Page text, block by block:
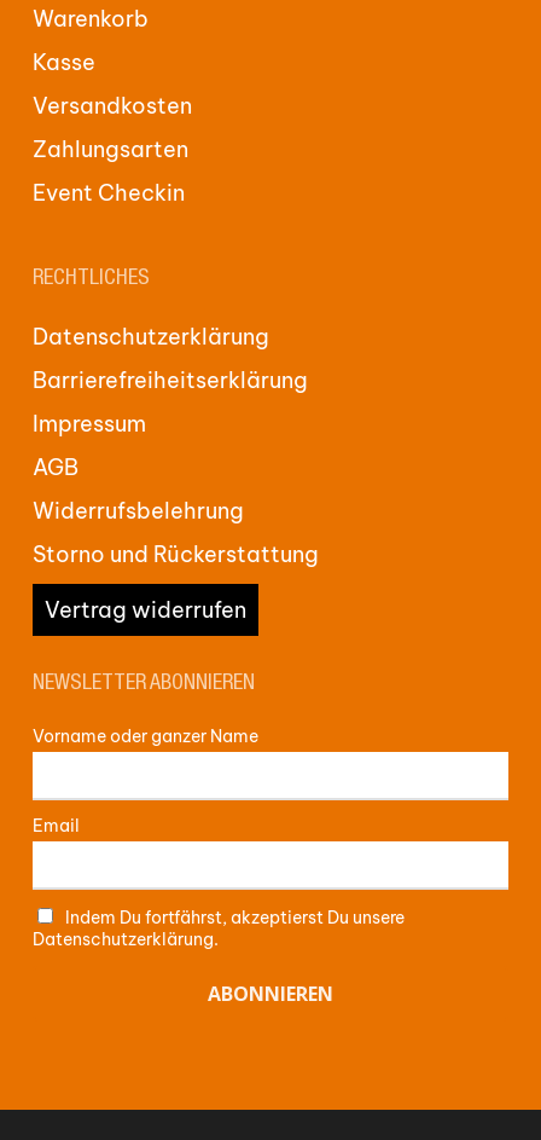
Warenkorb
Kasse
Versandkosten
Zahlungsarten
Event Checkin
RECHTLICHES
Datenschutzerklärung
Barrierefreiheitserklärung
Impressum
AGB
Widerrufsbelehrung
Storno und Rückerstattung
Vertrag widerrufen
NEWSLETTER ABONNIEREN
Vorname oder ganzer Name
Email
Indem Du fortfährst, akzeptierst Du unsere
Datenschutzerklärung.